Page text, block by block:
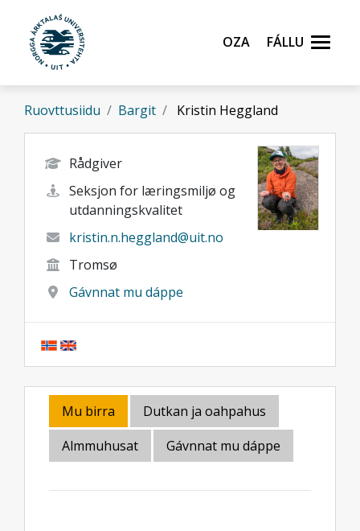
Gå til hovedinnhold
Oza
Fállu
Ruovttusiidu Bargit Kristin Heggland
Rådgiver
Seksjon for læringsmiljø og
utdanningskvalitet
kristin.n.heggland@uit.no
Tromsø
Gávnnat mu dáppe
Mu birra
Dutkan ja oahpahus
Almmuhusat
Gávnnat mu dáppe